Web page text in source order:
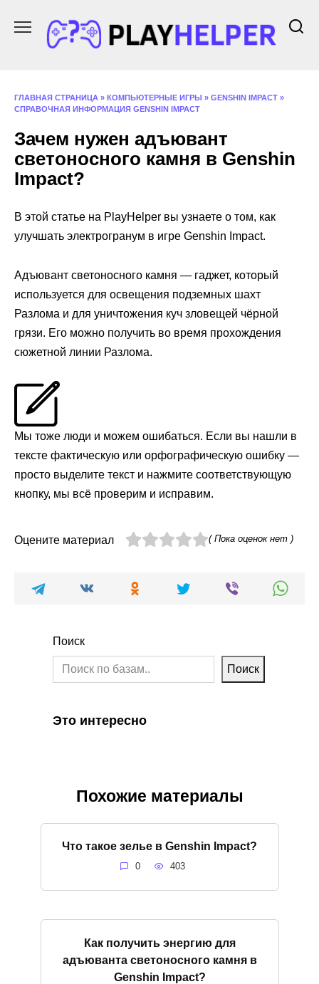
содержанию
ГЛАВНАЯ СТРАНИЦА » КОМПЬЮТЕРНЫЕ ИГРЫ » GENSHIN IMPACT »
СПРАВОЧНАЯ ИНФОРМАЦИЯ GENSHIN IMPACT
Зачем нужен адъювант
светоносного камня в Genshin
Impact?
В этой статье на PlayHelper вы узнаете о том, как
улучшать электрогранум в игре Genshin Impact.
Адъювант светоносного камня — гаджет, который
используется для освещения подземных шахт
Разлома и для уничтожения куч зловещей чёрной
грязи. Его можно получить во время прохождения
сюжетной линии Разлома.
Мы тоже люди и можем ошибаться. Если вы нашли в
тексте фактическую или орфографическую ошибку —
просто выделите текст и нажмите соответствующую
кнопку, мы всё проверим и исправим.
Оцените материал ( Пока оценок нет )
Поиск
Поиск
Это интересно
Похожие материалы
Что такое зелье в Genshin Impact?
0 403
Как получить энергию для
адъюванта светоносного камня в
Genshin Impact?